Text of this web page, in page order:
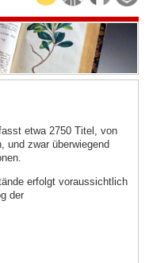
etwa 2750 Titel, von
und zwar überwiegend
erfolgt voraussichtlich
der